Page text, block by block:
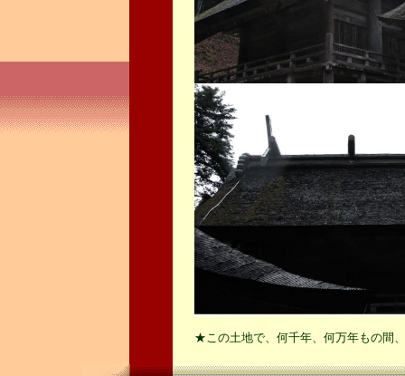
★この土地で、何千年、何万年もの間